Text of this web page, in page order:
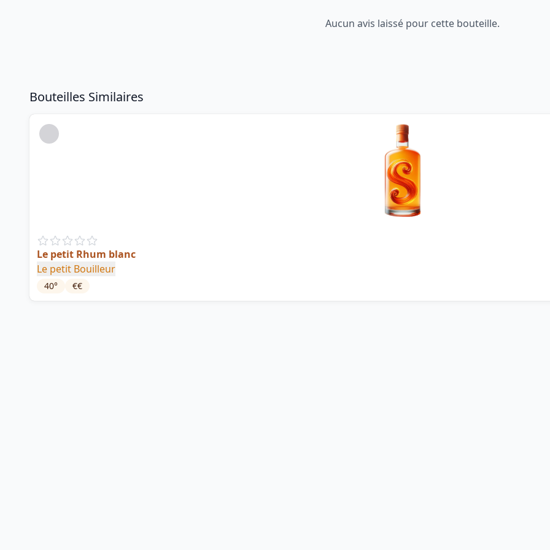
Aucun avis laissé pour cette bouteille.
Bouteilles Similaires
Le petit Rhum blanc
Le petit Bouilleur
40° €€